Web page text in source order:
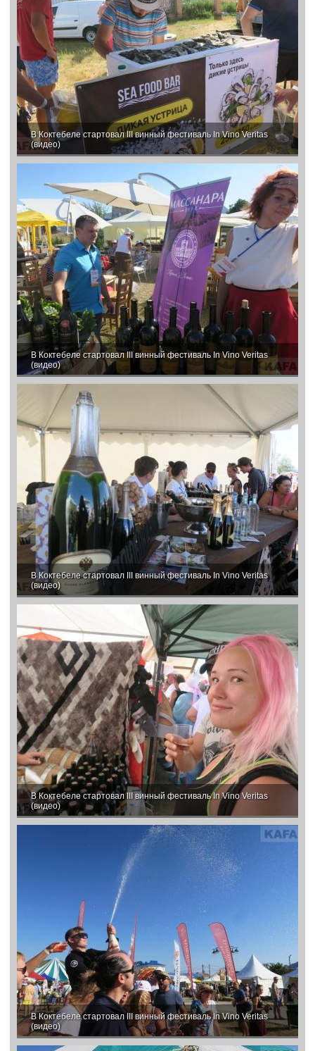
В Коктебеле стартовал III винный фестиваль In Vino Veritas
(видео)
В Коктебеле стартовал III винный фестиваль In Vino Veritas
(видео)
В Коктебеле стартовал III винный фестиваль In Vino Veritas
(видео)
В Коктебеле стартовал III винный фестиваль In Vino Veritas
(видео)
В Коктебеле стартовал III винный фестиваль In Vino Veritas
(видео)